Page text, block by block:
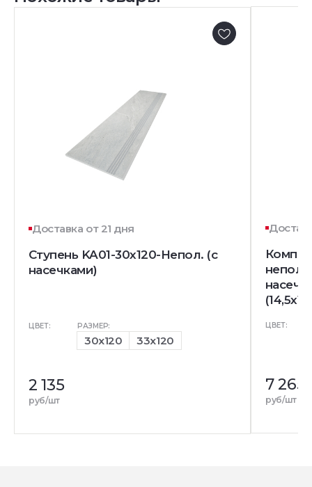
Доставка от 21 дня
Ступень KA01-30x120-Непол. (с
насечками)
ЦВЕТ: РАЗМЕР:
30x120 33x120
2 135
руб/шт
непол.
ЦВЕТ:
7 265
руб/шт